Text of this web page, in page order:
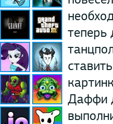
теперь
Даффи